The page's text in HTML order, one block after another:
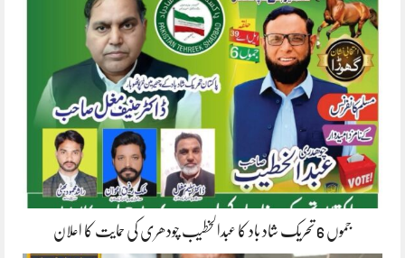
جموں 6 تحریک شاد باد کا عبدالخطیب چودھری کی حمایت کا اعلان